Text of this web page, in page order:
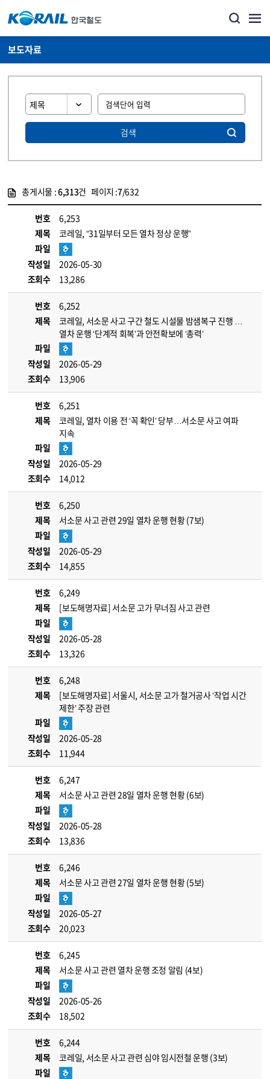
보도자료
검색
총게시물 :6,313건 페이지 :7/632
번호
6,253
제목
코레일, “31일부터 모든 열차 정상 운행”
파일
작성일
2026-05-30
조회수
13,286
번호
6,252
제목
코레일, 서소문 사고 구간 철도 시설물 밤샘복구 진행 …
열차 운행 ‘단계적 회복’과 안전확보에 ‘총력’
파일
작성일
2026-05-29
조회수
13,906
번호
6,251
제목
코레일, 열차 이용 전 ‘꼭 확인’ 당부…서소문 사고 여파
지속
파일
작성일
2026-05-29
조회수
14,012
번호
6,250
제목
서소문 사고 관련 29일 열차 운행 현황 (7보)
파일
작성일
2026-05-29
조회수
14,855
번호
6,249
제목
[보도해명자료] 서소문 고가 무너짐 사고 관련
파일
작성일
2026-05-28
조회수
13,326
번호
6,248
제목
[보도해명자료] 서울시, 서소문 고가 철거공사 ‘작업 시간
제한’ 주장 관련
파일
작성일
2026-05-28
조회수
11,944
번호
6,247
제목
서소문 사고 관련 28일 열차 운행 현황 (6보)
파일
작성일
2026-05-28
조회수
13,836
번호
6,246
제목
서소문 사고 관련 27일 열차 운행 현황 (5보)
파일
작성일
2026-05-27
조회수
20,023
번호
6,245
제목
서소문 사고 관련 열차 운행 조정 알림 (4보)
파일
작성일
2026-05-26
조회수
18,502
번호
6,244
제목
코레일, 서소문 사고 관련 심야 임시전철 운행 (3보)
파일